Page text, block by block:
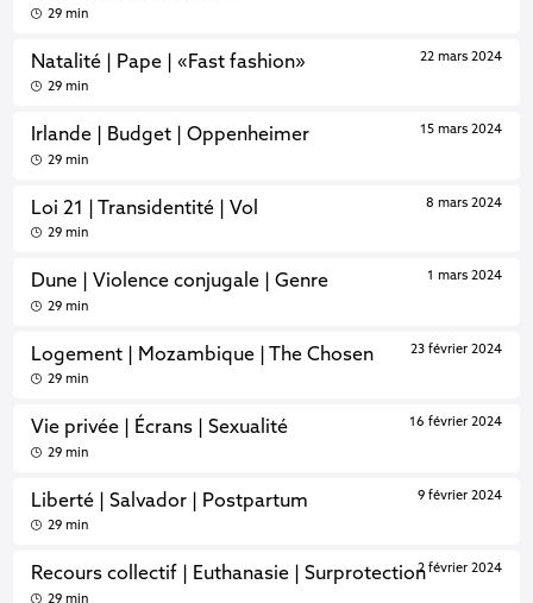
29 min
Natalité | Pape | «Fast fashion» 22 mars 2024
29 min
Irlande | Budget | Oppenheimer 15 mars 2024
29 min
Loi 21 | Transidentité | Vol 8 mars 2024
29 min
Dune | Violence conjugale | Genre 1 mars 2024
29 min
Logement | Mozambique | The Chosen 23 février 2024
29 min
Vie privée | Écrans | Sexualité 16 février 2024
29 min
Liberté | Salvador | Postpartum 9 février 2024
29 min
Recours collectif | Euthanasie | Surprotection2 février 2024
29 min